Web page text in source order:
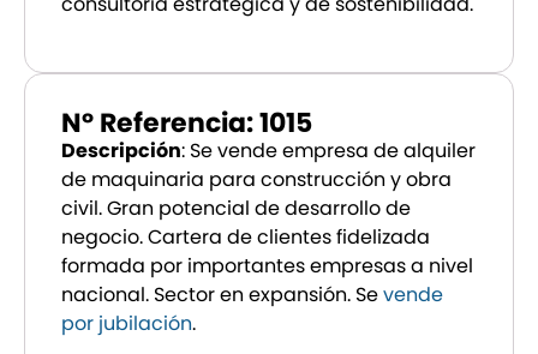
Nº Referencia: 1015
Descripción: Se vende empresa de alquiler
de maquinaria para construcción y obra
civil. Gran potencial de desarrollo de
negocio. Cartera de clientes fidelizada
formada por importantes empresas a nivel
nacional. Sector en expansión. Sevende
por jubilación.